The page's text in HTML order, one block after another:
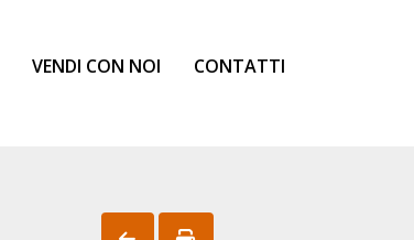
VENDI CON NOI CONTATTI